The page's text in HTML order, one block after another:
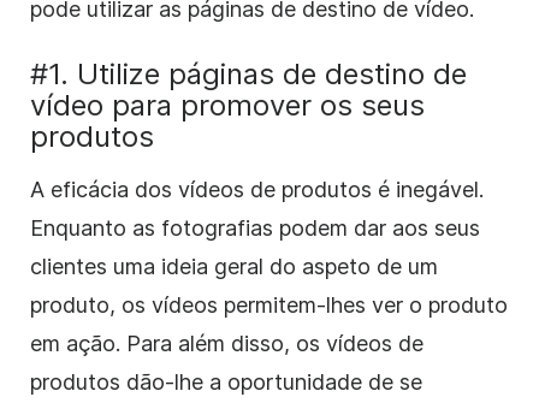
pode utilizar as páginas de destino de vídeo.
#1. Utilize páginas de destino de
vídeo para promover os seus
produtos
A eficácia dos vídeos de produtos é inegável.
Enquanto as fotografias podem dar aos seus
clientes uma ideia geral do aspeto de um
produto, os vídeos permitem-lhes ver o produto
em ação. Para além disso, os vídeos de
produtos dão-lhe a oportunidade de se